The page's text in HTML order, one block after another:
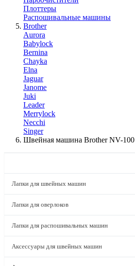
Плоттеры
Распошивальные машины
Brother
Aurora
Babylock
Bernina
Chayka
Elna
Jaguar
Janome
Juki
Leader
Merrylock
Necchi
Singer
Швейная машина Brother NV-100
Лапки для швейных машин
Лапки для оверлоков
Лапки для распошивальных машин
Аксессуары для швейных машин